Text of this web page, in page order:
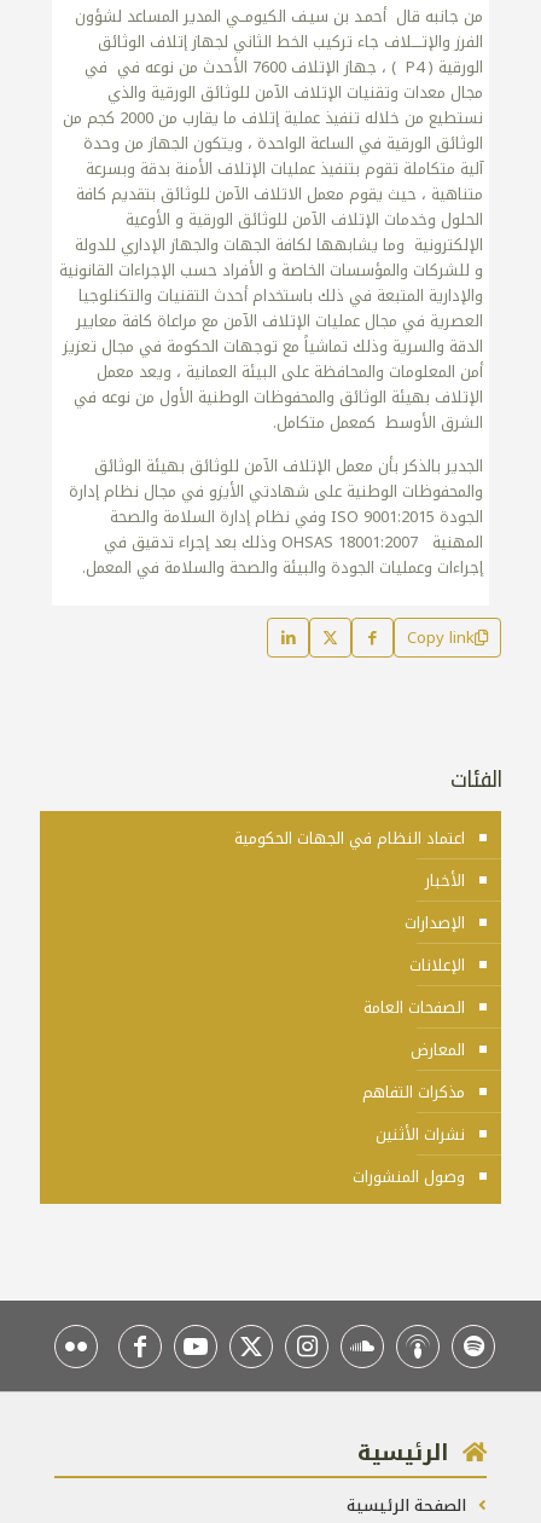
من جانبه قال أحمـد بن سيـف الكيومــي المدير المساعد لشؤون
الفرز والإتــــلاف جاء تركيب الخط الثاني لجهاز إتلاف الوثائق
الورقية ( P4 ) ، جهاز الإتلاف 7600 الأحدث من نوعه في في
مجال معدات وتقنيات الإتلاف الآمن للوثائق الورقية والذي
نستطيع من خلاله تنفيذ عملية إتلاف ما يقارب من 2000 كجم من
الوثائق الورقية في الساعة الواحدة ، ويتكون الجهاز من وحدة
آلية متكاملة تقوم بتنفيذ عمليات الإتلاف الأمنة بدقة وبسرعة
متناهية ، حيث يقوم معمل الاتلاف الآمن للوثائق بتقديم كافة
الحلول وخدمات الإتلاف الآمن للوثائق الورقية و الأوعية
الإلكترونية وما يشابهها لكافة الجهات والجهاز الإداري للدولة
و للشركات والمؤسسات الخاصة و الأفراد حسب الإجراءات القانونية
والإدارية المتبعة في ذلك باستخدام أحدث التقنيات والتكنلوجيا
العصرية في مجال عمليات الإتلاف الآمن مع مراعاة كافة معايير
الدقة والسرية وذلك تماشياً مع توجهات الحكومة في مجال تعزيز
أمن المعلومات والمحافظة على البيئة العمانية ، ويعد معمل
الإتلاف بهيئة الوثائق والمحفوظات الوطنية الأول من نوعه في
الشرق الأوسط كمعمل متكامل.
الجدير بالذكر بأن معمل الإتلاف الآمن للوثائق بهيئة الوثائق
والمحفوظات الوطنية على شهادتي الأيزو في مجال نظام إدارة
الجودة ISO 9001:2015 وفي نظام إدارة السلامة والصحة
المهنية OHSAS 18001:2007 وذلك بعد إجراء تدقيق في
إجراءات وعمليات الجودة والبيئة والصحة والسلامة في المعمل.
Copy link
الفئات
اعتماد النظام في الجهات الحكومية
الأخبار
الإصدارات
الإعلانات
الصفحات العامة
المعارض
مذكرات التفاهم
نشرات الأثنين
وصول المنشورات
الرئيسية
الصفحة الرئيسية